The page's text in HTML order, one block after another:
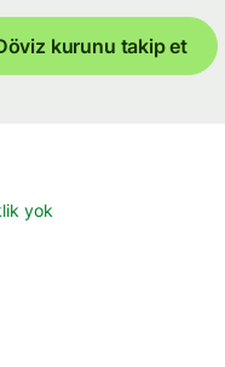
kurunu takip et
yok